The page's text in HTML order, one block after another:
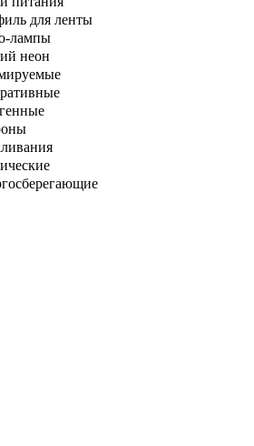
для ленты
лампы
неон